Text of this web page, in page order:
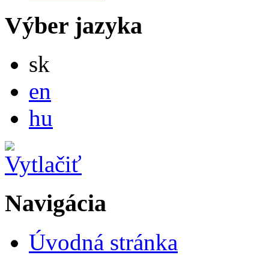
Výber jazyka
sk
en
hu
Navigácia
Úvodná stránka